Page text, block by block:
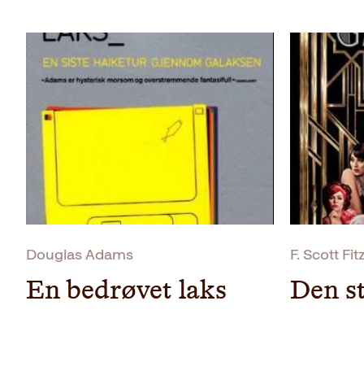
Douglas Adams
En bedrøvet laks
F. Scott
Den